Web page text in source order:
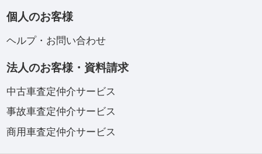
個人のお客様
ヘルプ・お問い合わせ
法人のお客様・資料請求
中古車査定仲介サービス
事故車査定仲介サービス
商用車査定仲介サービス